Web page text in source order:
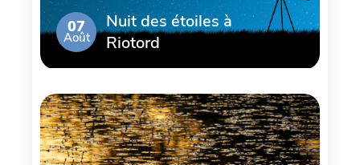
07
Août
Nuit des étoiles à
Riotord